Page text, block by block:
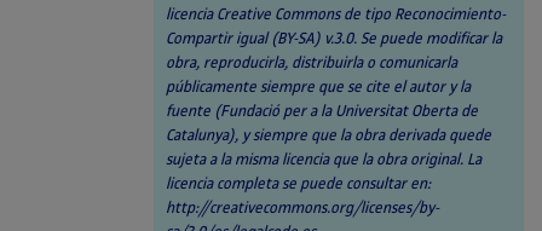
licencia Creative Commons de tipo Reconocimiento-
Compartir igual (BY-SA) v.3.0. Se puede modificar la
obra, reproducirla, distribuirla o comunicarla
públicamente siempre que se cite el autor y la
fuente (Fundació per a la Universitat Oberta de
Catalunya), y siempre que la obra derivada quede
sujeta a la misma licencia que la obra original. La
licencia completa se puede consultar en:
http://creativecommons.org/licenses/by-